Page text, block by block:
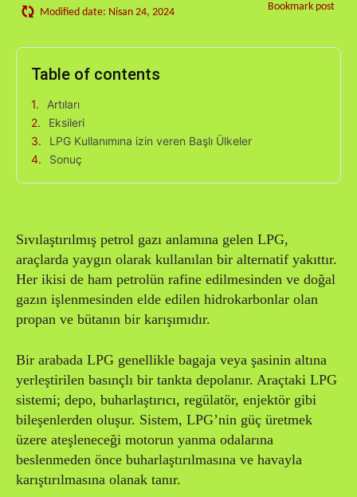
Modified date: Nisan 24, 2024 Bookmark post
Table of contents
Artıları
Eksileri
LPG Kullanımına izin veren Başlı Ülkeler
Sonuç
Sıvılaştırılmış petrol gazı anlamına gelen LPG,
araçlarda yaygın olarak kullanılan bir alternatif yakıttır.
Her ikisi de ham petrolün rafine edilmesinden ve doğal
gazın işlenmesinden elde edilen hidrokarbonlar olan
propan ve bütanın bir karışımıdır.
Bir arabada LPG genellikle bagaja veya şasinin altına
yerleştirilen basınçlı bir tankta depolanır. Araçtaki LPG
sistemi; depo, buharlaştırıcı, regülatör, enjektör gibi
bileşenlerden oluşur. Sistem, LPG’nin güç üretmek
üzere ateşleneceği motorun yanma odalarına
beslenmeden önce buharlaştırılmasına ve havayla
karıştırılmasına olanak tanır.